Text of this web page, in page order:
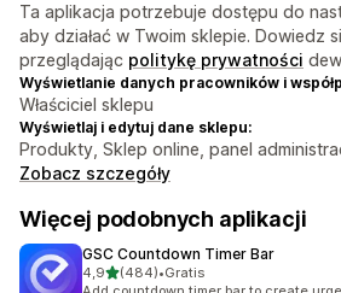
Ta aplikacja potrzebuje dostępu do
aby działać w Twoim sklepie. Dowiedz
przeglądając politykę prywatności
Wyświetlanie danych pracowników i
Właściciel sklepu
Wyświetlaj i edytuj dane sklepu:
Produkty, Sklep online, panel
Zobacz szczegóły
Więcej podobnych aplikacji
GSC Countdown Timer Bar
4,9na 5 gwiazdek
(484)
Łączna liczba recenzji: 484
•Gratis